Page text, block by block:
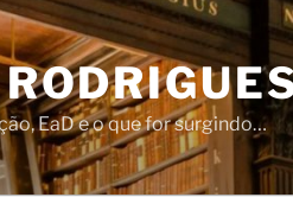
EaD e o que for surgindo…